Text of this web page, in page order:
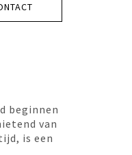
beginnen
van
is een